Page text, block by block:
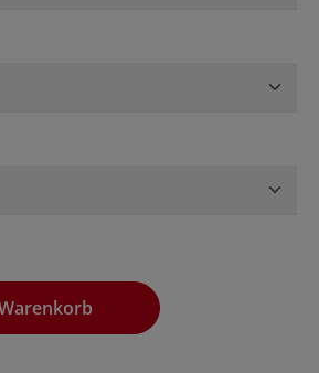
benutze die Schaltflächen, um